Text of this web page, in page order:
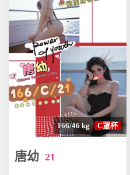
166/46 kg C罩杯
唐幼21